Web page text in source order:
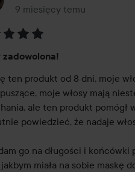
9 miesięcy temu
Post został utworzony 9
zadowolona!
ten produkt od 8 dni, moje
moje włosy mają
ale ten produkt pomógł
powiedzieć, że nadaje
go na długości i
miała na sobie maskę